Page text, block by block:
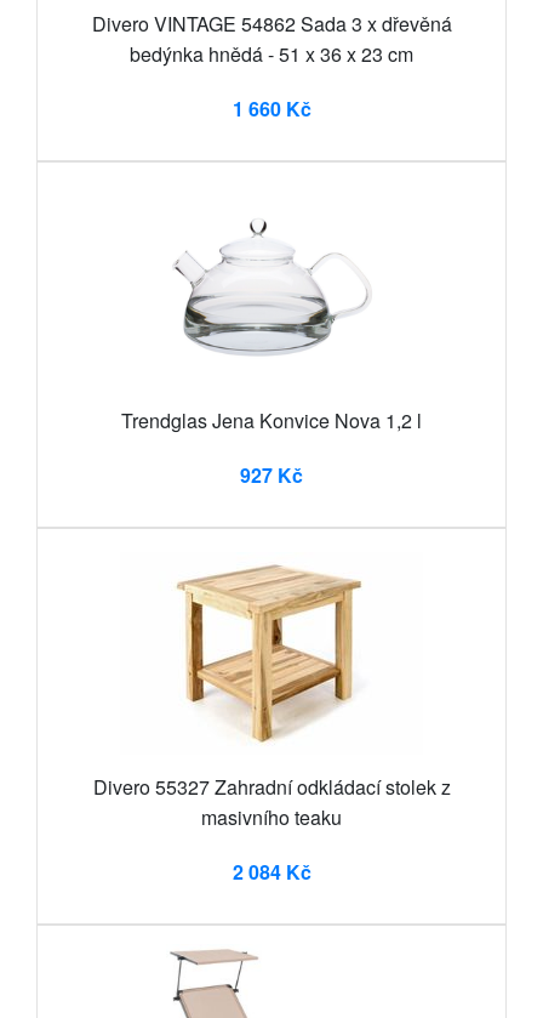
Divero VINTAGE 54862 Sada 3 x dřevěná
bedýnka hnědá - 51 x 36 x 23 cm
1 660 Kč
Trendglas Jena Konvice Nova 1,2 l
927 Kč
Divero 55327 Zahradní odkládací stolek z
masivního teaku
2 084 Kč